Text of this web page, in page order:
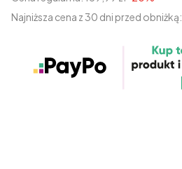
Najniższa cena z 30 dni przed obniżką: